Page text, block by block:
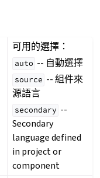
可用的選擇：
auto -- 自動選擇
source -- 組件來
源語言
secondary --
Secondary
language defined
in project or
component